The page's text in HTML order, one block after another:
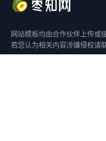
网站模板均由合作伙伴上传或
若您认为相关内容涉嫌侵权请联